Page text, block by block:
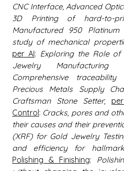
CNC Interface, Advanced
3D Printing of hard-to-
Manufactured 950
study of mechanical
per AI: Exploring the Role
Jewelry
Comprehensive
Precious Metals Supply
Craftsman Stone Setter;
Control: Cracks, pores and
their causes and their
(XRF) for Gold Jewelry
and efficiency for
Polishing & Finishing: